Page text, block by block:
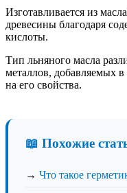
Изготавливается из
древесины благодаря
кислоты.
Тип льняного масла
металлов, добавляемых в
на его свойства.
📖 Похожие
→ Что такое